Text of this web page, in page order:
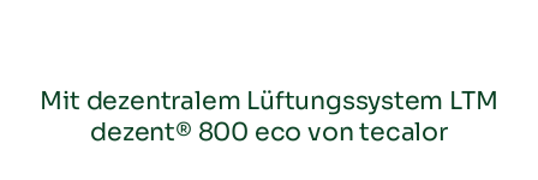
Mit dezentralem Lüftungssystem LTM
dezent® 800 eco von tecalor